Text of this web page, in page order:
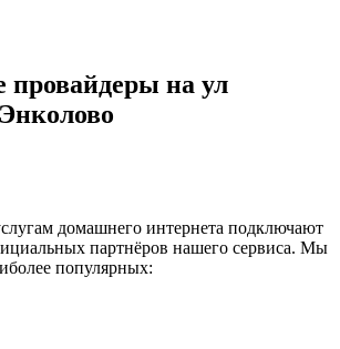
на ул
домашнего интернета подключают
партнёров нашего сервиса. Мы
популярных: